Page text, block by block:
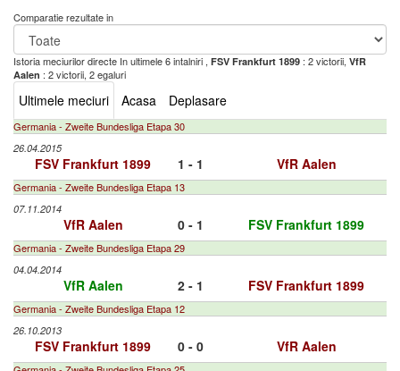
Comparatie rezultate in
Istoria meciurilor directe In ultimele 6 intalniri , FSV Frankfurt 1899 : 2 victorii, VfR
Aalen : 2 victorii, 2 egaluri
Ultimele meciuri Acasa Deplasare
Germania - Zweite Bundesliga Etapa 30
26.04.2015
FSV Frankfurt 1899 1 - 1 VfR Aalen
Germania - Zweite Bundesliga Etapa 13
07.11.2014
VfR Aalen 0 - 1 FSV Frankfurt 1899
Germania - Zweite Bundesliga Etapa 29
04.04.2014
VfR Aalen 2 - 1 FSV Frankfurt 1899
Germania - Zweite Bundesliga Etapa 12
26.10.2013
FSV Frankfurt 1899 0 - 0 VfR Aalen